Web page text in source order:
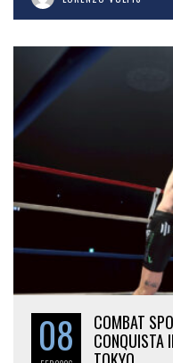
08
FEB 2026
CONQUISTA
TOKYO.